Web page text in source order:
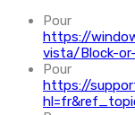
Pour
https://
vista/Block-
Pour
https://